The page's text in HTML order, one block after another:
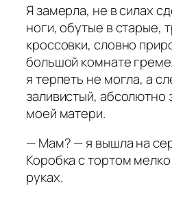
Я замерла, не в силах
ноги, обутые в старые,
кроссовки, словно
большой комнате
я терпеть не могла, а
заливистый, абсолютно
моей матери.
— Мам? — я вышла на
Коробка с тортом
руках.